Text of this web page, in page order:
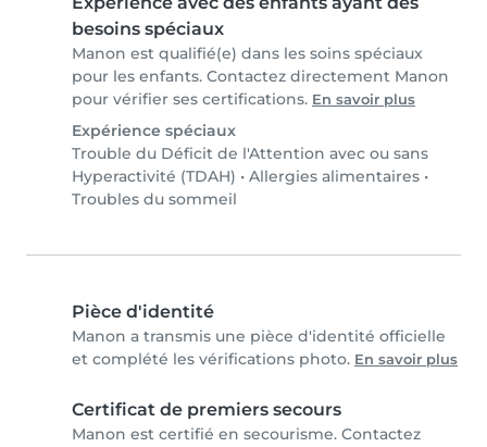
besoins spéciaux
Manon est qualifié(e) dans les soins spéciaux
pour les enfants. Contactez directement Manon
pour vérifier ses certifications. En savoir plus
Expérience spéciaux
Trouble du Déficit de l'Attention avec ou sans
Hyperactivité (TDAH) • Allergies alimentaires •
Troubles du sommeil
Pièce d'identité
Manon a transmis une pièce d'identité officielle
et complété les vérifications photo. En savoir plus
Certificat de premiers secours
Manon est certifié en secourisme. Contactez